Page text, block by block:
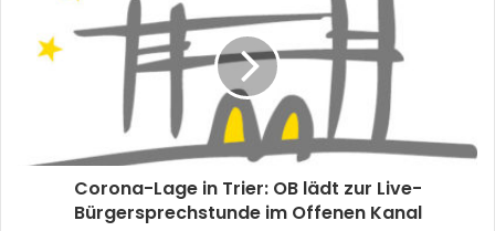
Corona-Lage in Trier: OB lädt zur Live-
Bürgersprechstunde im Offenen Kanal